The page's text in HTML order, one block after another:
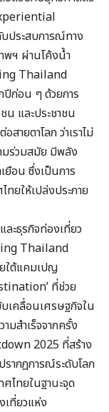
ประสบการณ์ทาง
พฯ ผ่านโค้งน้ำ
Thailand
ปีก่อน ๆ ด้วยการ
น และประชาชน
ายตาโลก ว่าเราไม่
ร่วมสมัย มีพลัง
ยือน ซึ่งเป็นการ
ทยให้เปล่งประกาย
ะธุรกิจท่องเที่ยว
Thailand
ใต้แคมเปญ
ที่ช่วย
เคลื่อนเศรษฐกิจใน
มสำเร็จจากครั้ง
2025 ที่สร้าง
รากฏการณ์ระดับโลก
ไทยในฐานะจุด
เที่ยวแห่ง